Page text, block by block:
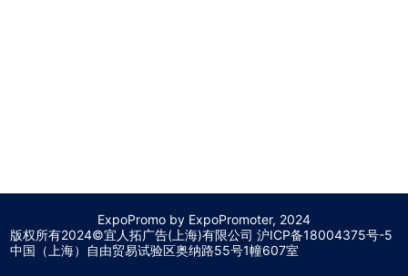
ExpoPromo by ExpoPromoter, 2024
版权所有2024©宜人拓广告(上海)有限公司 沪ICP备18004375号-5
中国（上海）自由贸易试验区奥纳路55号1幢607室